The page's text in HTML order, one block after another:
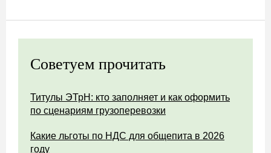
Советуем прочитать
Титулы ЭТрН: кто заполняет и как оформить
по сценариям грузоперевозки
Какие льготы по НДС для общепита в 2026
году